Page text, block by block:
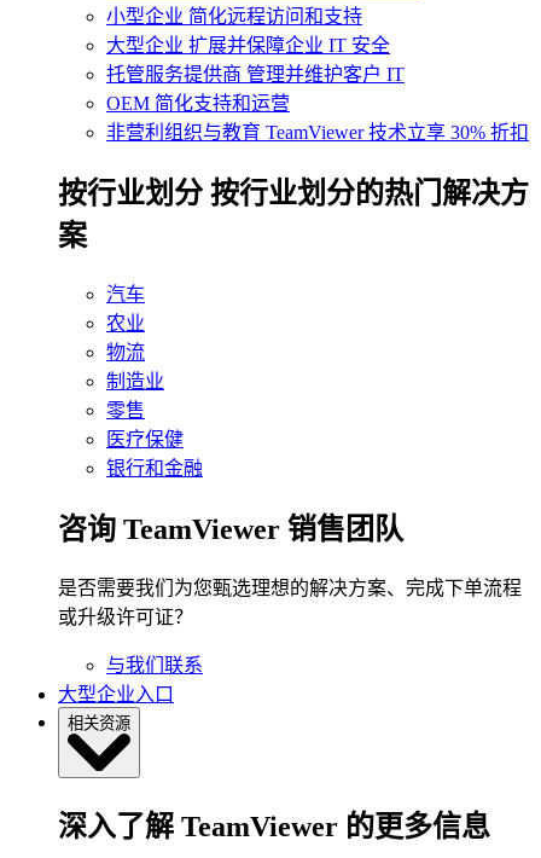
小型企业 简化远程访问和支持
大型企业 扩展并保障企业 IT 安全
托管服务提供商 管理并维护客户 IT
OEM 简化支持和运营
非营利组织与教育 TeamViewer 技术立享 30% 折扣
‌按行业划分 按行业划分的热门解决方
案
汽车
农业
物流
制造业
零售
医疗保健
银行和金融
咨询 TeamViewer 销售团队
是否需要我们为您甄选理想的解决方案、完成下单流程
或升级许可证？
与我们联系
大型企业入口
相关资源
深入了解 TeamViewer 的更多信息